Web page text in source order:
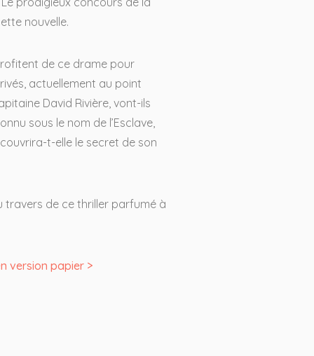
nouvelle.
de ce drame pour
actuellement au point
David Rivière, vont-ils
sous le nom de l’Esclave,
t-elle le secret de son
travers de ce thriller parfumé à
version papier >